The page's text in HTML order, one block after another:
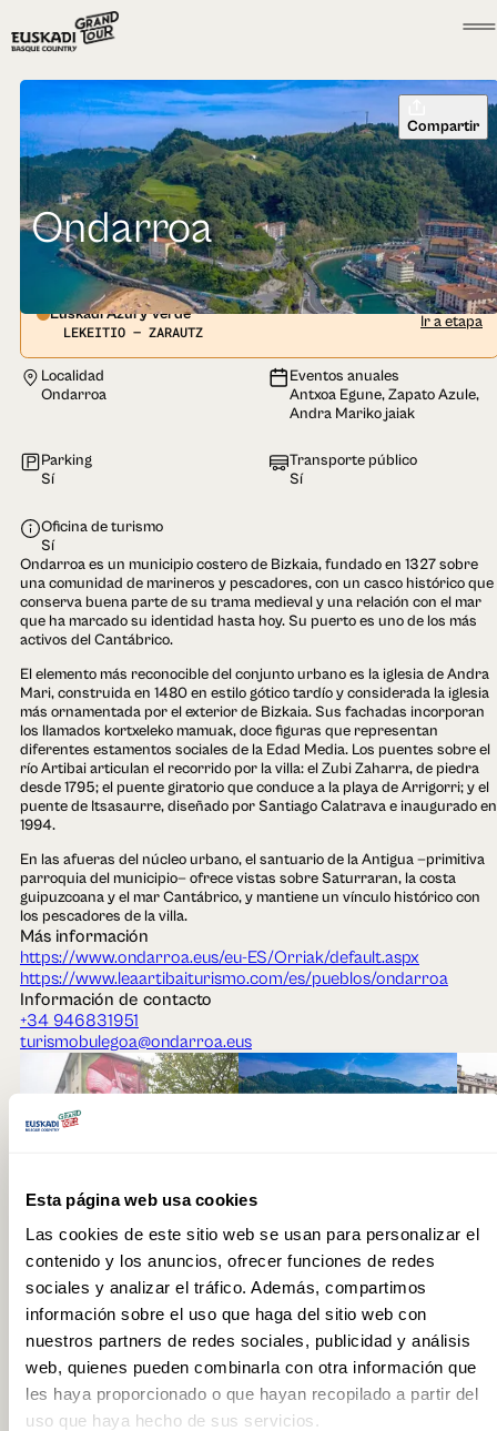
Esta página web usa cookies
Las cookies de este sitio web se usan para personalizar el
contenido y los anuncios, ofrecer funciones de redes
sociales y analizar el tráfico. Además, compartimos
información sobre el uso que haga del sitio web con
nuestros partners de redes sociales, publicidad y análisis
web, quienes pueden combinarla con otra información que
les haya proporcionado o que hayan recopilado a partir del
uso que haya hecho de sus servicios.
Compartir
Ondarroa
Euskadi Azul y Verde
LEKEITIO — ZARAUTZ
Ir a etapa
Ondarroa es un municipio costero de Bizkaia, fundado en 1327 sobre
una comunidad de marineros y pescadores, con un casco histórico que
conserva buena parte de su trama medieval y una relación con el mar
que ha marcado su identidad hasta hoy. Su puerto es uno de los más
activos del Cantábrico.
El elemento más reconocible del conjunto urbano es la iglesia de Andra
Mari, construida en 1480 en estilo gótico tardío y considerada la iglesia
más ornamentada por el exterior de Bizkaia. Sus fachadas incorporan
los llamados kortxeleko mamuak, doce figuras que representan
diferentes estamentos sociales de la Edad Media. Los puentes sobre el
río Artibai articulan el recorrido por la villa: el Zubi Zaharra, de piedra
desde 1795; el puente giratorio que conduce a la playa de Arrigorri; y el
puente de Itsasaurre, diseñado por Santiago Calatrava e inaugurado en
1994.
En las afueras del núcleo urbano, el santuario de la Antigua —primitiva
parroquia del municipio— ofrece vistas sobre Saturraran, la costa
guipuzcoana y el mar Cantábrico, y mantiene un vínculo histórico con
los pescadores de la villa.
Localidad
Ondarroa
Eventos anuales
Antxoa Egune, Zapato Azule,
Andra Mariko jaiak
Parking
Sí
Transporte público
Sí
Oficina de turismo
Sí
Contexto
Costa Vasca
Restaurante Producto LocalPaseo marítimo
IndustrialVilla
Más información
https://www.ondarroa.eus/eu-ES/Orriak/default.aspx
https://www.leaartibaiturismo.com/es/pueblos/ondarroa
Información de contacto
+34 946831951
turismobulegoa@ondarroa.eus